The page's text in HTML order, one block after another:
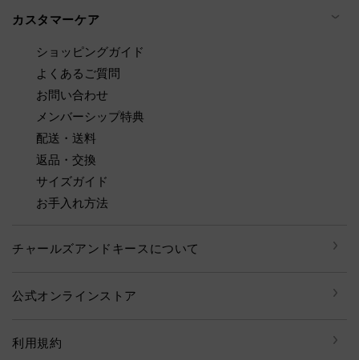
カスタマーケア
ショッピングガイド
よくあるご質問
お問い合わせ
メンバーシップ特典
配送・送料
返品・交換
サイズガイド
お手入れ方法
チャールズアンドキースについて
公式オンラインストア
利用規約